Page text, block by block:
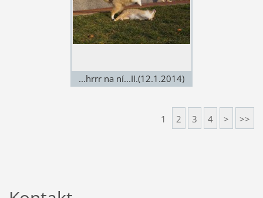
...hrrr na ní...II.(12.1.2014)
1 2 3 4 > >>